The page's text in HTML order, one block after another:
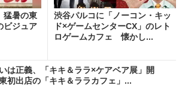
猛暑の東
ビジュア
渋谷パルコに「ノーコン・キッ
ド×ゲームセンターCX」のレト
ロゲームカフェ 懐かし...
は正義、「キキ＆ララ×ケアベア展」開
初出店の「キキ＆ララカフェ」...